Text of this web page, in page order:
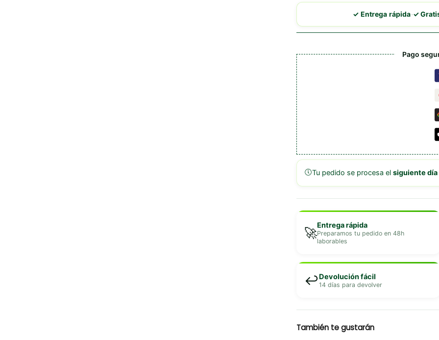
Bola
S
✓ Entrega rápida·✓
Pago
🕔Tu pedido se procesa el siguiente día
🚀Entrega rápida
Preparamos tu pedido en 48h
laborables
↩️Devolución fácil
14 días para devolver
También te gustarán